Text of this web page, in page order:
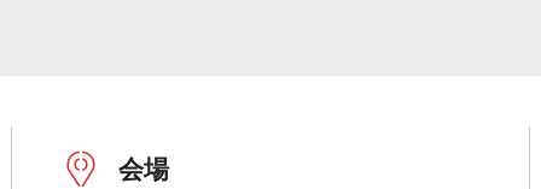
会場